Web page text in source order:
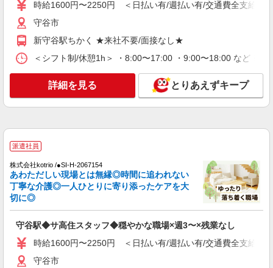
派遣社員
株式会社kotrio /●SI-H-2101510
【面接なし】日払いでお給料即GETのデイサ
ービス＊守谷駅
時給1600円〜2250円 ＜日払い有/週払い有/交
キープ 詳細を見る
アルバイト パート 派遣社員 紹介予定派遣
日研トータルソーシング株式会社 メディカルケア事業部/柏オフィス
時給1,350円〜1,600円 ★週払いOK（規定あ
り） ※給与幅は経験・能力による
時給1600円〜2250円 ＜日払い有/週払い有/交通費全支給(ガ
守谷市
新守谷駅ちかく ★来社不要/面接なし★
＜シフト制/休憩1h＞ ・8:00〜17:00 ・9:00〜18:00 など ※
詳細を見る とりあえずキープ
派遣社員
株式会社kotrio /●SI-H-2067154
あわただしい現場とは無縁◎時間に追われない
丁寧な介護◎一人ひとりに寄り添ったケアを大
切に◎
守谷駅◆サ高住スタッフ◆穏やかな職場×週3〜×残業なし
時給1600円〜2250円 ＜日払い有/週払い有/交通費全支給(ガ
守谷市